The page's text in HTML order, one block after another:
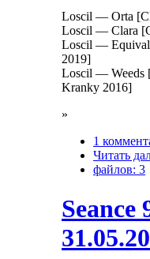
Loscil — Orta
Loscil — Clara
Loscil —
2019]
Loscil — Weeds
Kranky 2016]
»
1
Читать
файлов: 3
Seance